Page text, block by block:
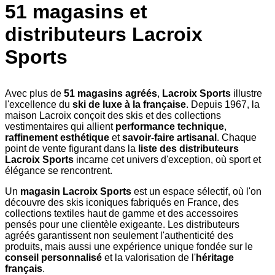
51 magasins et
distributeurs Lacroix
Sports
Avec plus de 51 magasins agréés, Lacroix Sports illustre
l'excellence du ski de luxe à la française. Depuis 1967, la
maison Lacroix conçoit des skis et des collections
vestimentaires qui allient performance technique,
raffinement esthétique etsavoir-faire artisanal . Chaque
point de vente figurant dans la liste des distributeurs
Lacroix Sports incarne cet univers d'exception, où sport et
élégance se rencontrent.
Un magasin Lacroix Sports est un espace sélectif, où l'on
découvre des skis iconiques fabriqués en France, des
collections textiles haut de gamme et des accessoires
pensés pour une clientèle exigeante. Les distributeurs
agréés garantissent non seulement l'authenticité des
produits, mais aussi une expérience unique fondée sur le
conseil personnalisé et la valorisation de l'héritage
français.